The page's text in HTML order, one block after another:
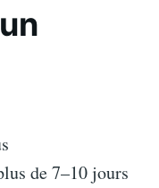
de 7–10 jours